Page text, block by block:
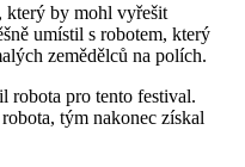
který by mohl vyřešit
umístil s robotem, který
zemědělců na polích.
robota pro tento festival.
tým nakonec získal